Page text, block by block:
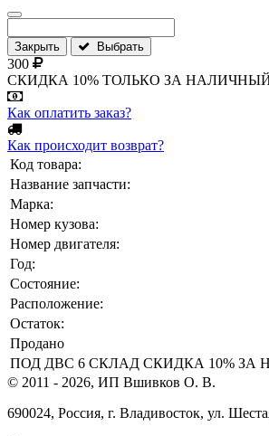
Закрыть Выбрать
300
СКИДКА 10% ТОЛЬКО ЗА НАЛИЧНЫЙ
Как оплатить заказ?
Как происходит возврат?
Код товара:
Название запчасти:
Марка:
Номер кузова:
Номер двигателя:
Год:
Состояние:
Расположение:
Остаток:
Продано
ПОД ДВС 6 СКЛАД СКИДКА 10% ЗА
© 2011 - 2026, ИП Вшивков О. В.
690024, Россия, г. Владивосток, ул.